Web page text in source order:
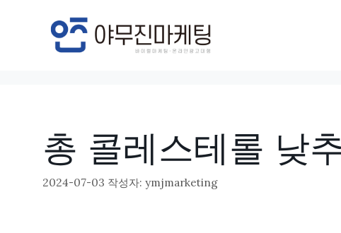
총 콜레스테롤 낮
2024-07-03 작성자: ymjmarketing